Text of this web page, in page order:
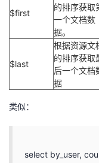
$first
的排序获取
一个文档数
据。
$last
根据资源文
的排序获取
后一个文档
据
类似：
select by_user,